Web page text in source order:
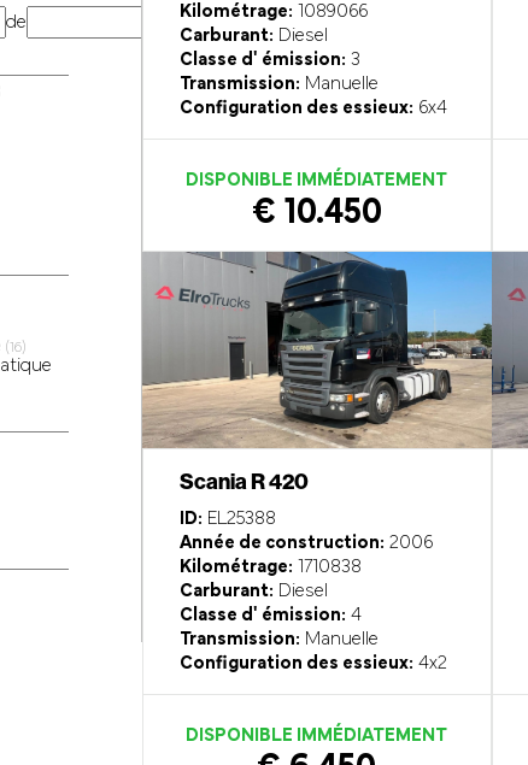
de km
(16)
Kilométrage: 1089066
Carburant: Diesel
Classe d' émission: 3
Transmission: Manuelle
Configuration des essieux: 6x4
DISPONIBLE IMMÉDIATEMENT
€ 10.450
Scania R 420
ID: EL25388
Année de construction: 2006
Kilométrage: 1710838
Carburant: Diesel
Classe d' émission: 4
Transmission: Manuelle
Configuration des essieux: 4x2
DISPONIBLE IMMÉDIATEMENT